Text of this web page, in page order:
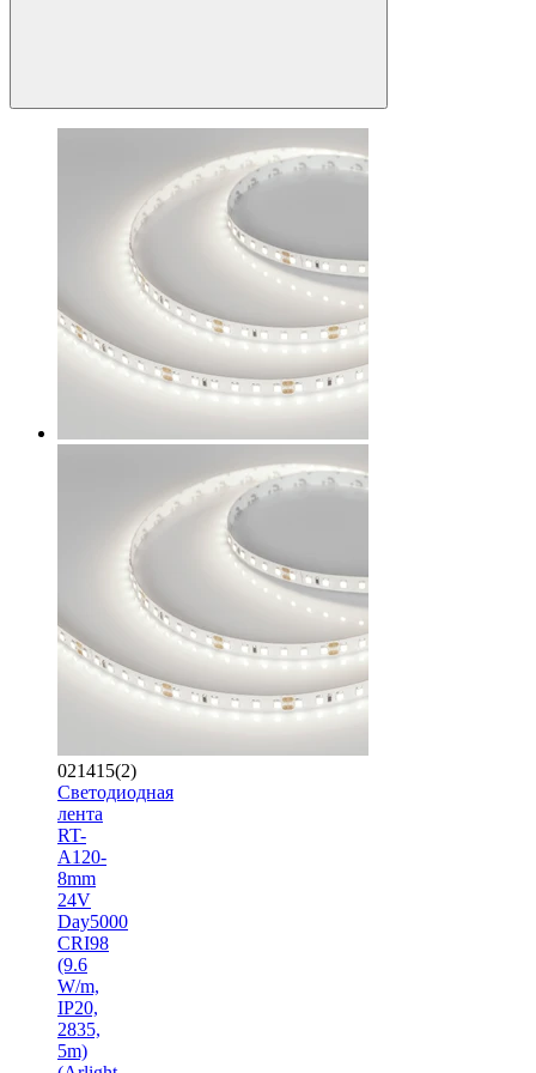
021415(2)
Светодиодная
лента
RT-
A120-
8mm
24V
Day5000
CRI98
(9.6
W/m,
IP20,
2835,
5m)